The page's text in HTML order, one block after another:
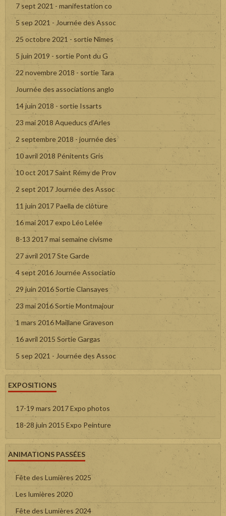
7 sept 2021 - manifestation co
5 sep 2021 - Journée des Assoc
25 octobre 2021 - sortie Nîmes
5 juin 2019 - sortie Pont du G
22 novembre 2018 - sortie Tara
Journée des associations anglo
14 juin 2018 - sortie Issarts
23 mai 2018 Aqueducs d'Arles
2 septembre 2018 - journée des
10 avril 2018 Pénitents Gris
10 oct 2017 Saint Rémy de Prov
2 sept 2017 Journée des Assoc
11 juin 2017 Paella de clôture
16 mai 2017 expo Léo Lelée
8-13 2017 mai semaine civisme
27 avril 2017 Ste Garde
4 sept 2016 Journée Associatio
29 juin 2016 Sortie Clansayes
23 mai 2016 Sortie Montmajour
1 mars 2016 Maillane Graveson
16 avril 2015 Sortie Gargas
5 sep 2021 - Journée des Assoc
EXPOSITIONS
17-19 mars 2017 Expo photos
18-28 juin 2015 Expo Peinture
ANIMATIONS PASSÉES
Fête des Lumières 2025
Les lumières 2020
Fête des Lumières 2024